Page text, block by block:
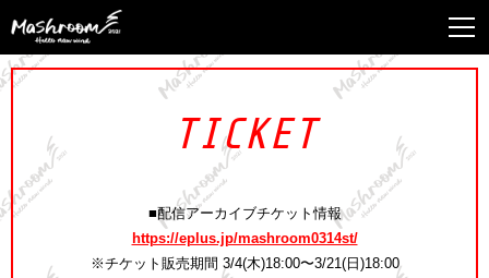
TICKET
■配信アーカイブチケット情報
https://eplus.jp/mashroom0314st/
※チケット販売期間 3/4(木)18:00〜3/21(日)18:00